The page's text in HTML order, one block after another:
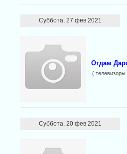
Суббота, 27 фев 2021
Отдам
( телевизоры
Суббота, 20 фев 2021